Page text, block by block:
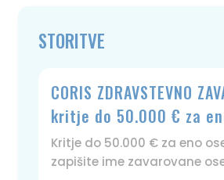
STORITVE
CORIS ZDRAVSTEVNO
kritje do 50.000 € za
Kritje do 50.000 € za eno
zapišite ime zavarovane